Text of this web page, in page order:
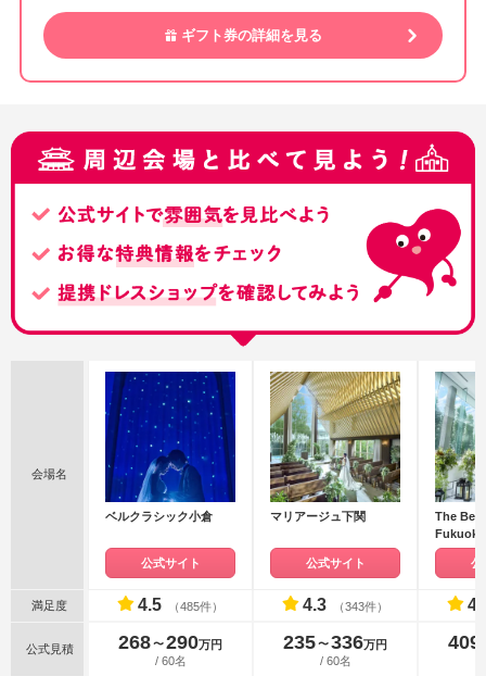
ギフト券の詳細を見る
会場名
ベルクラシック小倉
公式サイト
マリアージュ下関
公式サイト
The
ラシック
公
満足度 4.5 （485件） 4.3 （343件）
公式見積 268〜290万円
/ 60名
235〜336万円
/ 60名
409